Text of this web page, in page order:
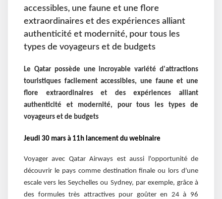
accessibles, une faune et une flore
extraordinaires et des expériences alliant
authenticité et modernité, pour tous les
types de voyageurs et de budgets
Le Qatar possède une incroyable variété d'attractions
touristiques facilement accessibles, une faune et une
flore extraordinaires et des expériences alliant
authenticité et modernité, pour tous les types de
voyageurs et de budgets
Jeudi 30 mars à 11h lancement du webinaire
Voyager avec Qatar Airways est aussi l'opportunité de
découvrir le pays comme destination finale ou lors d'une
escale vers les Seychelles ou Sydney, par exemple, grâce à
des formules très attractives pour goûter en 24 à 96